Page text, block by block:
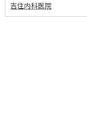
吉住内科医院